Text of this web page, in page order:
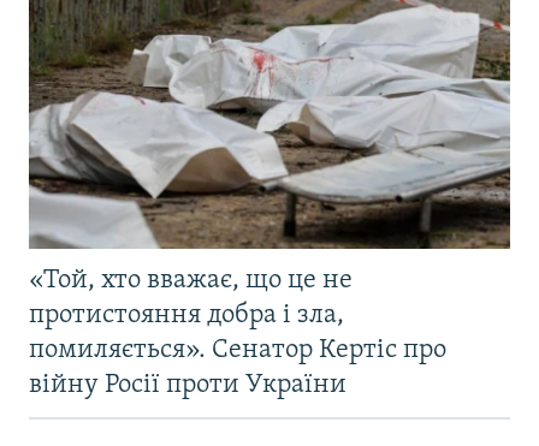
«Той, хто вважає, що це не
протистояння добра і зла,
помиляється». Сенатор Кертіс про
війну Росії проти України